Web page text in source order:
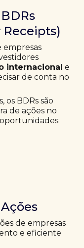
empresas
internacional e
de conta no
os BDRs são
de ações no
de empresas
e eficiente